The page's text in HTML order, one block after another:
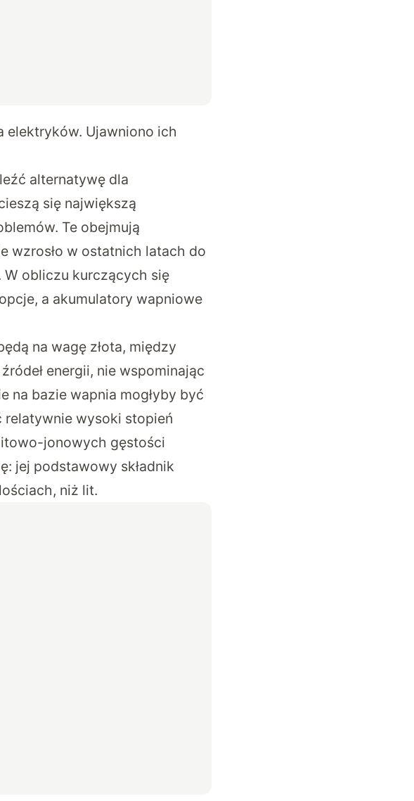
elektryków. Ujawniono ich
alternatywę dla
się największą
Te obejmują
wzrosło w ostatnich latach do
W obliczu kurczących się
a akumulatory wapniowe
na wagę złota, między
energii, nie wspominając
na bazie wapnia mogłyby być
wysoki stopień
jonowych gęstości
jej podstawowy składnik
niż lit.